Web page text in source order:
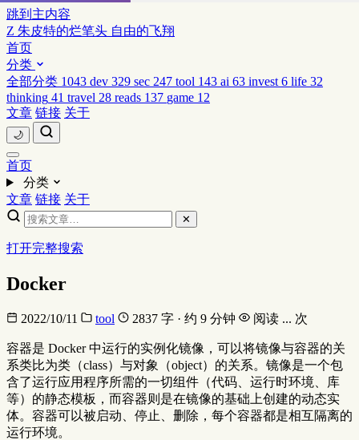
跳到主内容
Z 朱皮特的烂笔头 自由的飞翔
首页
分类
全部分类 1043 dev 329 sec 247 tool 143 ai 63 invest 6 life 32
thinking 41 travel 28 reads 137 game 12
文章 链接 关于
🌙
首页
分类
文章 链接 关于
✕
打开完整搜索
Docker
2022/10/11 tool 2837 字 · 约 9 分钟 阅读 ... 次
容器是 Docker 中运行的实例化镜像，可以将镜像与容器的关
系类比为类（class）与对象（object）的关系。镜像是一个包
含了运行应用程序所需的一切组件（代码、运行时环境、库
等）的静态模板，而容器则是在镜像的基础上创建的动态实
体。容器可以被启动、停止、删除，每个容器都是相互隔离的
运行环境。